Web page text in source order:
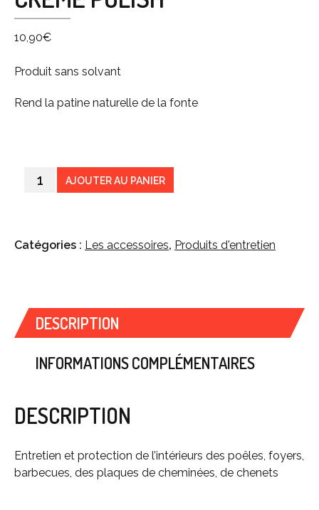
10,90€
Produit sans solvant
Rend la patine naturelle de la fonte
AJOUTER AU PANIER
Catégories : Les accessoires, Produits d'entretien
DESCRIPTION
INFORMATIONS COMPLÉMENTAIRES
DESCRIPTION
Entretien et protection de l’intérieurs des poêles, foyers,
barbecues, des plaques de cheminées, de chenets